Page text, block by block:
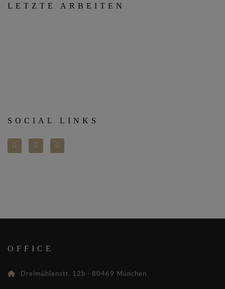
LETZTE ARBEITEN
SOCIAL LINKS
OFFICE
Dreimühlenstr. 12b · 80469 München